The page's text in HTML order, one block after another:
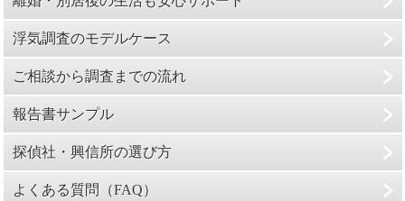
浮気調査のモデルケース
ご相談から調査までの流れ
報告書サンプル
探偵社・興信所の選び方
よくある質問（FAQ）